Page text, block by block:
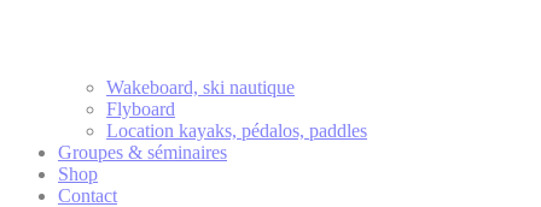
Wakeboard, ski nautique
Flyboard
Location kayaks, pédalos, paddles
Groupes & séminaires
Shop
Contact